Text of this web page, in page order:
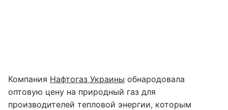
Компания Нафтогаз Украины обнародовала
оптовую цену на природный газ для
производителей тепловой энергии, которым